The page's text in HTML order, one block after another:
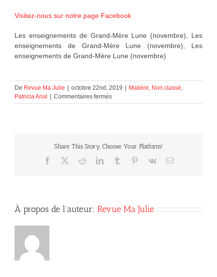
Visitez-nous sur notre page Facebook
Les enseignements de Grand-Mère Lune (novembre), Les
enseignements de Grand-Mère Lune (novembre), Les
enseignements de Grand-Mère Lune (novembre)
De Revue Ma Julie | octobre 22nd, 2019 | Matière, Non classé,
Patricia Arial | Commentaires ferméssur
Les
Lune
(novembre)
Share This Story, Choose Your Platform!
Facebook RedditLinkedInTumblr Pinterest
Vk Courriel
À propos de l’auteur: Revue Ma Julie